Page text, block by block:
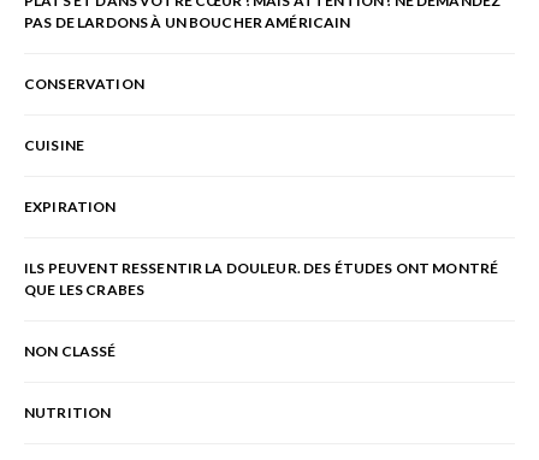
PAS DE LARDONS À UN BOUCHER AMÉRICAIN
CONSERVATION
CUISINE
EXPIRATION
ILS PEUVENT RESSENTIR LA DOULEUR. DES ÉTUDES ONT MONTRÉ
QUE LES CRABES
NON CLASSÉ
NUTRITION